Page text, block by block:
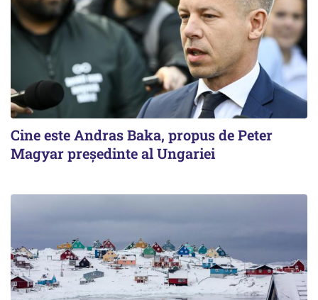
Cine este Andras Baka, propus de Peter
Magyar președinte al Ungariei